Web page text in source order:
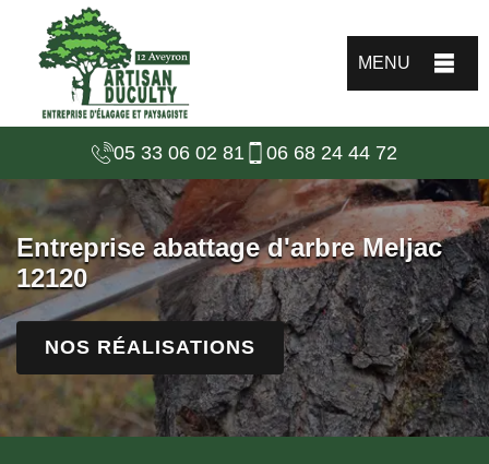
MENU
05 33 06 02 81 06 68 24 44 72
Entreprise abattage d'arbre Meljac
12120
NOS RÉALISATIONS